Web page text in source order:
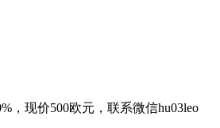
，现价500欧元，联系微信hu03leo